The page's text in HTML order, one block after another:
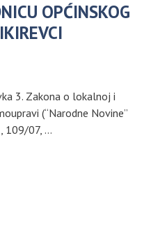
OPĆINSKOG
3. Zakona o lokalnoj i
(“Narodne Novine”
109/07, …